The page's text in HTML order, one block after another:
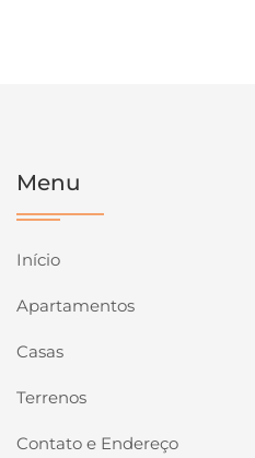
Menu
Início
Apartamentos
Casas
Terrenos
Contato e Endereço